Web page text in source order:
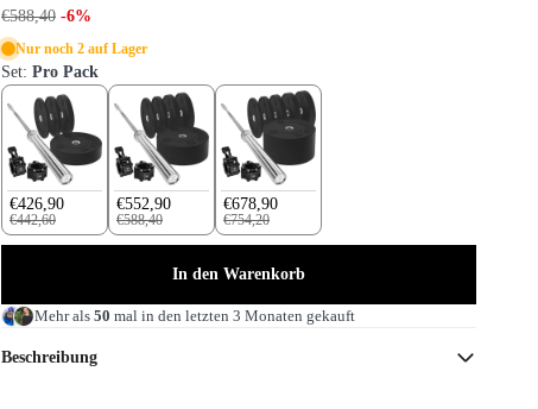
€588,40 -6%
Nur noch 2 auf Lager
Set: Pro Pack
€426,90
€442,60
€552,90
€588,40
€678,90
€754,20
In den Warenkorb
Mehr als 50 mal in den letzten 3 Monaten gekauft
Beschreibung